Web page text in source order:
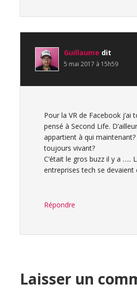
Guillaume dit
5 mai 2017 à 15h59
Pour la VR de Facebook j’ai
pensé à Second Life.
appartient à qui maintenant?
toujours vivant?
C’était le gros buzz il y a …..
entreprises tech se devaient
Répondre
Laisser un